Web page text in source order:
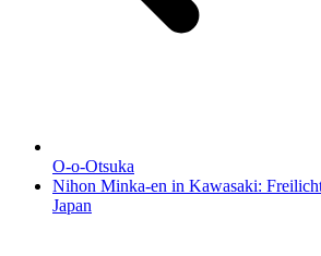
O-o-Otsuka
Nihon Minka-en in Kawasaki:
Japan